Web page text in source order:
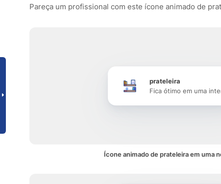
Pareça um profissional com este ícone animado de
prateleira
Fica ótimo em uma
Ícone animado de prateleira em uma